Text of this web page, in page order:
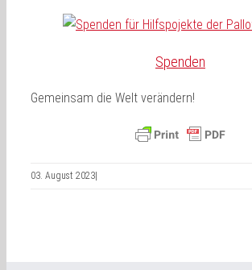
Spenden
Gemeinsam die Welt verändern!
03. August 2023